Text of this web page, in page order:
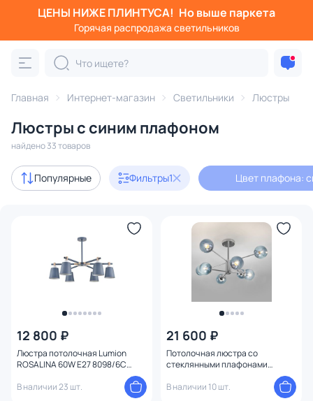
ЦЕНЫ НИЖЕ ПЛИНТУСА! Но выше паркета
Горячая распродажа светильников
Главная Интернет-магазин Светильники Люстры
Люстры с синим плафоном
найдено 33 товаров
Популярные Фильтры1 Цвет плафона:
12 800 ₽
Люстра потолочная Lumion
ROSALINA 60W E27 8098/6C
В наличии 23 шт.
21 600 ₽
Потолочная люстра со
стеклянными плафонами
Eurosvet Ascot 30166/8 хром
В наличии 10 шт.
Фильтры
Категория:
подвесные потолочные светодиодные
Акции 1
Дизайнерский свет 5
В наличии 25
От До
Бренд